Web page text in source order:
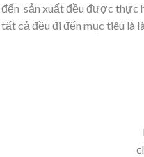
đến sản xuất đều được thực
tất cả đều đi đến mục tiêu là